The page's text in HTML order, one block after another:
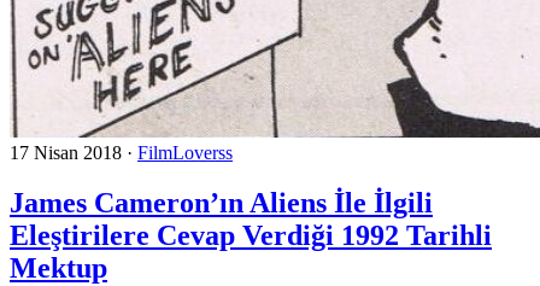
17 Nisan 2018 · FilmLoverss
James Cameron’ın Aliens İle İlgili
Eleştirilere Cevap Verdiği 1992 Tarihli
Mektup